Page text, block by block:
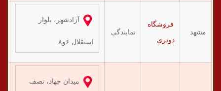
مشهد
فروشگاه
دونری
نمایندگی
آزادشهر، بلوار
استقلال ۶و۸
میدان جهاد، نصف